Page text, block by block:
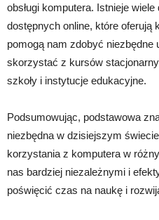
obsługi komputera. Istnieje
dostępnych online, które oferują
pomogą nam zdobyć
skorzystać z kursów
szkoły i instytucje edukacyjne.
Podsumowując, podstawowa
niezbędna w dzisiejszym
korzystania z komputera w
nas bardziej niezależnymi i
poświęcić czas na naukę i